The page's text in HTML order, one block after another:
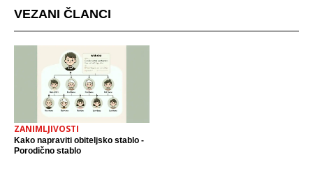
VEZANI ČLANCI
ZANIMLJIVOSTI
Kako napraviti obiteljsko stablo -
Porodično stablo